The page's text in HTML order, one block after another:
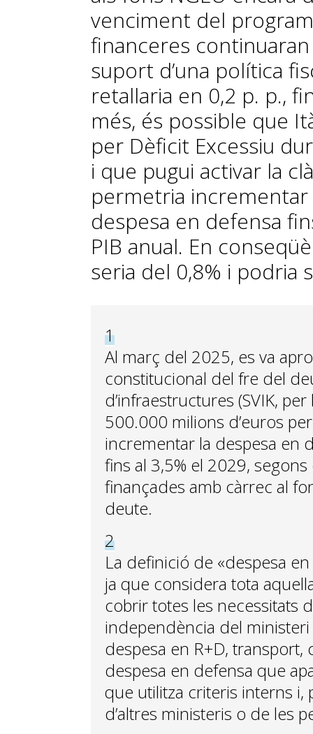
venciment del
financeres
suport d’una política
retallaria en 0,2 p. p.,
més, és possible que
per Dèficit Excessiu
i que pugui activar la
permetria
despesa en defensa
PIB anual. En
seria del 0,8% i podria
1
Al març del 2025, es va
constitucional del fre del
d’infraestructures (SVIK,
500.000 milions d’euros
incrementar la despesa en
fins al 3,5% el 2029,
finançades amb càrrec al
deute.
2
La definició de «despesa
ja que considera tota
cobrir totes les necessitats
independència del
despesa en R+D, transport,
despesa en defensa que
que utilitza criteris interns i,
d’altres ministeris o de les